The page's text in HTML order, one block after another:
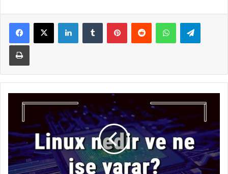
LinkedInTumblr PinterestReddit WhatsApp
Yazdır
Sistemi
Nedir
Nasıl
Kullanılır?